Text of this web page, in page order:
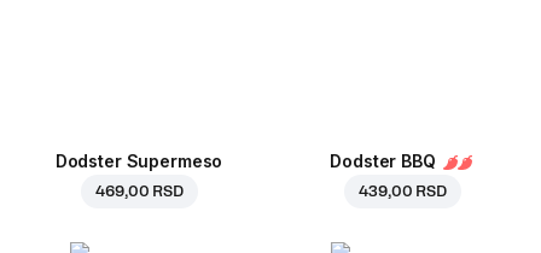
Dodster Supermeso
469,00 RSD
Dodster BBQ
439,00 RSD